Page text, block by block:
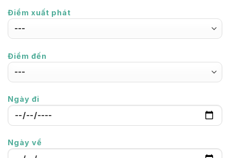
Điểm xuất phát
Điểm đến
Ngày đi
Ngày về